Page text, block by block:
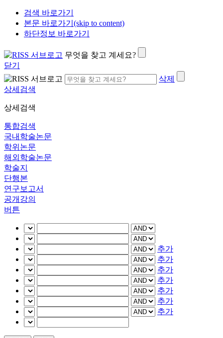
검색 바로가기
본문 바로가기(skip to content)
하단정보 바로가기
무엇을 찾고 계세요?
닫기
삭제
상세검색
상세검색
통합검색
국내학술논문
학위논문
해외학술논문
학술지
단행본
연구보고서
공개강의
버튼
추가
추가
추가
추가
추가
추가
추가